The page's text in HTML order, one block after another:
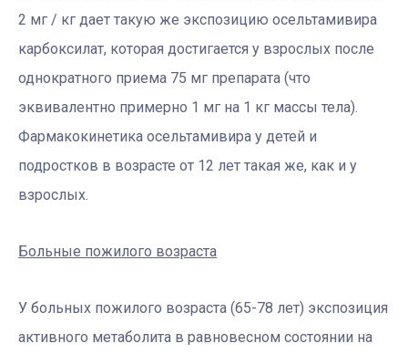
2 мг / кг дает такую ​​же экспозицию осельтамивира
карбоксилат, которая достигается у взрослых после
однократного приема 75 мг препарата (что
эквивалентно примерно 1 мг на 1 кг массы тела).
Фармакокинетика осельтамивира у детей и
подростков в возрасте от 12 лет такая же, как и у
взрослых.
Больные пожилого возраста
У больных пожилого возраста (65-78 лет) экспозиция
активного метаболита в равновесном состоянии на